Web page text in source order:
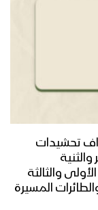
تحشيدات
والثالثة
المسيرة